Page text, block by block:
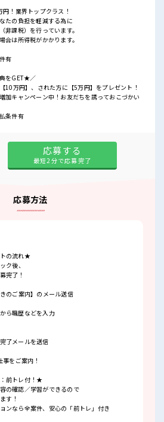
！業界トップクラス！
たの負担を軽減する為に
非課税）を行っています。
合は所得税がかかります。
有
をGET★／
10万円】、された方に【5万円】をプレゼント！
加キャンペーン中！お友だちを誘っておこづかい
条件有
応募する
最短2分で応募完了
応募方法
の流れ★
ク後、
完了！
のご案内】のメール送信
ら職歴などを入力
了メールを送信
をご案内！
前トレ付！★
の確認／学習ができるので
す！
ンなら全案件、安心の「前トレ」付き